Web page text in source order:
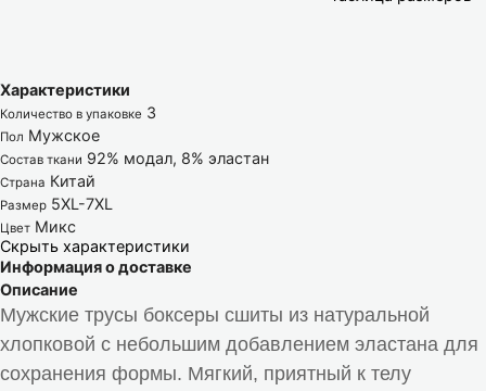
Характеристики
Количество в упаковке 3
Пол Мужское
Состав ткани 92% модал, 8% эластан
Страна Китай
Размер 5XL-7XL
Цвет Микс
Скрыть характеристики
Информация о доставке
Описание
Мужские трусы боксеры сшиты из натуральной
хлопковой с небольшим добавлением эластана для
сохранения формы. Мягкий, приятный к телу